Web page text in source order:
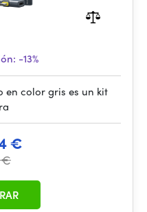
-13%
en color gris es un kit
€
€